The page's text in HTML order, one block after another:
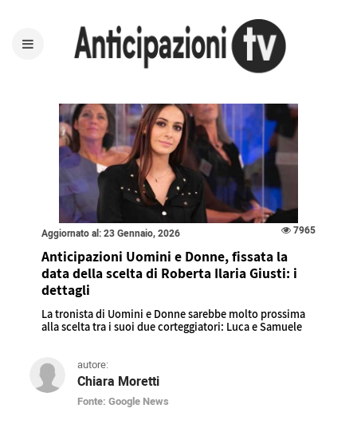
Aggiornato al: 23 Gennaio, 2026 7965
Anticipazioni Uomini e Donne, fissata la
data della scelta di Roberta Ilaria Giusti: i
dettagli
La tronista di Uomini e Donne sarebbe molto prossima
alla scelta tra i suoi due corteggiatori: Luca e Samuele
autore:
Chiara Moretti
Fonte: Google News